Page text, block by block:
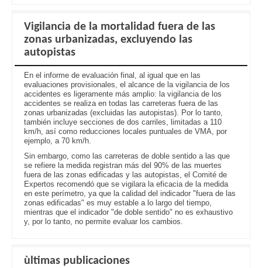
Vigilancia de la mortalidad fuera de las
zonas urbanizadas, excluyendo las
autopistas
En el informe de evaluación final, al igual que en las
evaluaciones provisionales, el alcance de la vigilancia de los
accidentes es ligeramente más amplio: la vigilancia de los
accidentes se realiza en todas las carreteras fuera de las
zonas urbanizadas (excluidas las autopistas). Por lo tanto,
también incluye secciones de dos carriles, limitadas a 110
km/h, así como reducciones locales puntuales de VMA, por
ejemplo, a 70 km/h.
Sin embargo, como las carreteras de doble sentido a las que
se refiere la medida registran más del 90% de las muertes
fuera de las zonas edificadas y las autopistas, el Comité de
Expertos recomendó que se vigilara la eficacia de la medida
en este perímetro, ya que la calidad del indicador "fuera de las
zonas edificadas" es muy estable a lo largo del tiempo,
mientras que el indicador "de doble sentido" no es exhaustivo
y, por lo tanto, no permite evaluar los cambios.
ùltimas publicaciones